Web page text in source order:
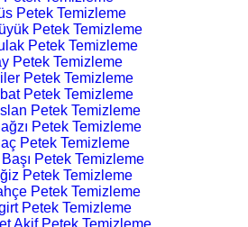
Petek Temizleme
Petek Temizleme
Petek Temizleme
Petek Temizleme
Petek Temizleme
Petek Temizleme
Petek Temizleme
Petek Temizleme
Petek Temizleme
Petek Temizleme
Petek Temizleme
Petek Temizleme
Petek Temizleme